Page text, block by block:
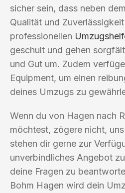
sicher sein, dass neben
Qualität und
professionellen
geschult und gehen
und Gut um. Zudem
Equipment, um einen
deines Umzugs zu
Wenn du von Hagen nach
möchtest, zögere nicht,
stehen dir gerne zur
unverbindliches Angebot
deine Fragen zu
Bohm Hagen wird dein